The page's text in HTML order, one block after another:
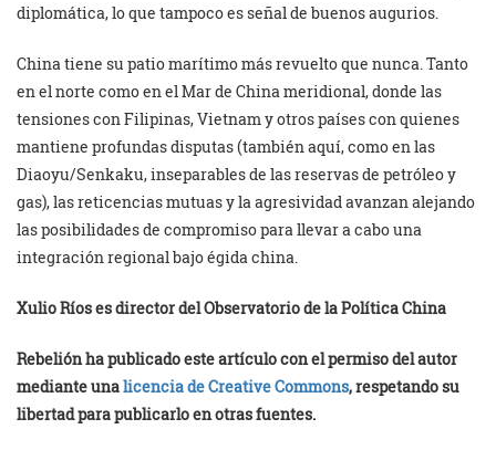
diplomática, lo que tampoco es señal de buenos augurios.
China tiene su patio marítimo más revuelto que nunca. Tanto
en el norte como en el Mar de China meridional, donde las
tensiones con Filipinas, Vietnam y otros países con quienes
mantiene profundas disputas (también aquí, como en las
Diaoyu/Senkaku, inseparables de las reservas de petróleo y
gas), las reticencias mutuas y la agresividad avanzan alejando
las posibilidades de compromiso para llevar a cabo una
integración regional bajo égida china.
Xulio Ríos es director del Observatorio de la Política China
Rebelión ha publicado este artículo con el permiso del autor
mediante unalicencia de Creative Commons, respetando su
libertad para publicarlo en otras fuentes.